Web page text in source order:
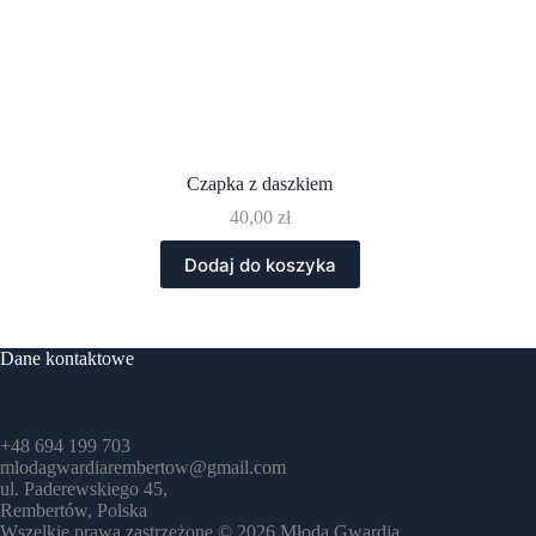
Czapka z daszkiem
40,00 zł
Dodaj do koszyka
Dane kontaktowe
+48 694 199 703
mlodagwardiarembertow@gmail.com
ul. Paderewskiego 45,
Rembertów, Polska
Wszelkie prawa zastrzeżone © 2026 Młoda Gwardia